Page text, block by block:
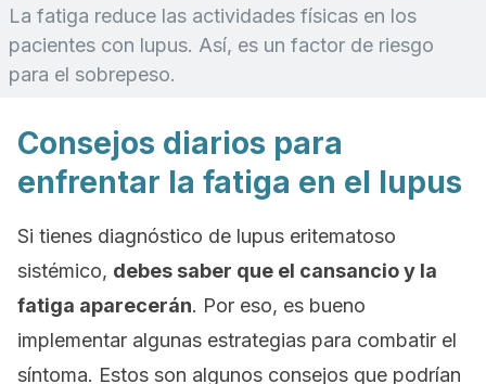
La fatiga reduce las actividades físicas en los
pacientes con lupus. Así, es un factor de riesgo
para el sobrepeso.
Consejos diarios para
enfrentar la fatiga en el lupus
Si tienes diagnóstico de lupus eritematoso
sistémico, debes saber que el cansancio y la
fatiga aparecerán. Por eso, es bueno
implementar algunas estrategias para combatir el
síntoma. Estos son algunos consejos que podrían